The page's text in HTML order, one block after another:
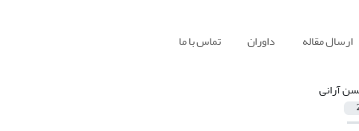
ارسال مقاله داوران تماس با ما
آرانی